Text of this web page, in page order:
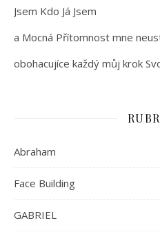
Jsem Kdo Já Jsem
a Mocná Přítomnost mne
obohacujíce každý můj krok
Abraham
Face Building
GABRIEL